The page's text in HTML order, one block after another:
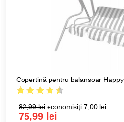
Copertină pentru balansoar
82,99 lei economisiţi 7,00 lei
75,99 lei